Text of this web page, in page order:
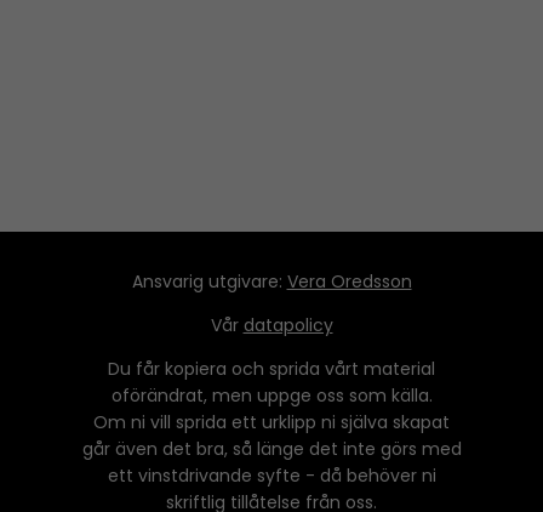
Ansvarig utgivare: Vera Oredsson
Vår datapolicy
Du får kopiera och sprida vårt material
oförändrat, men uppge oss som källa.
Om ni vill sprida ett urklipp ni själva skapat
går även det bra, så länge det inte görs med
ett vinstdrivande syfte - då behöver ni
skriftlig tillåtelse från oss.